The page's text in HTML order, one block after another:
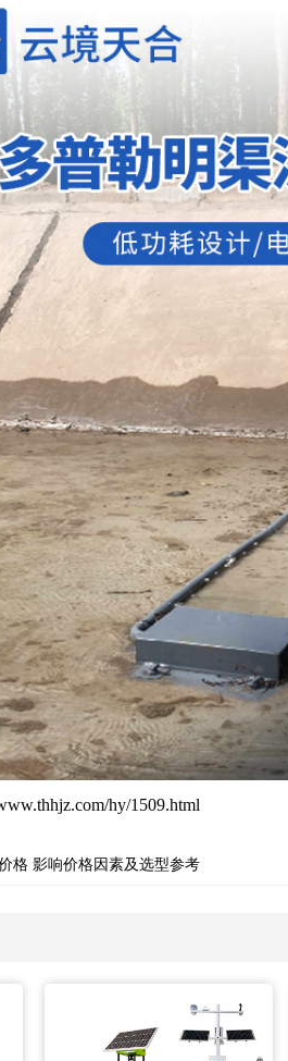
hy/1509.html
格 影响价格因素及选型参考